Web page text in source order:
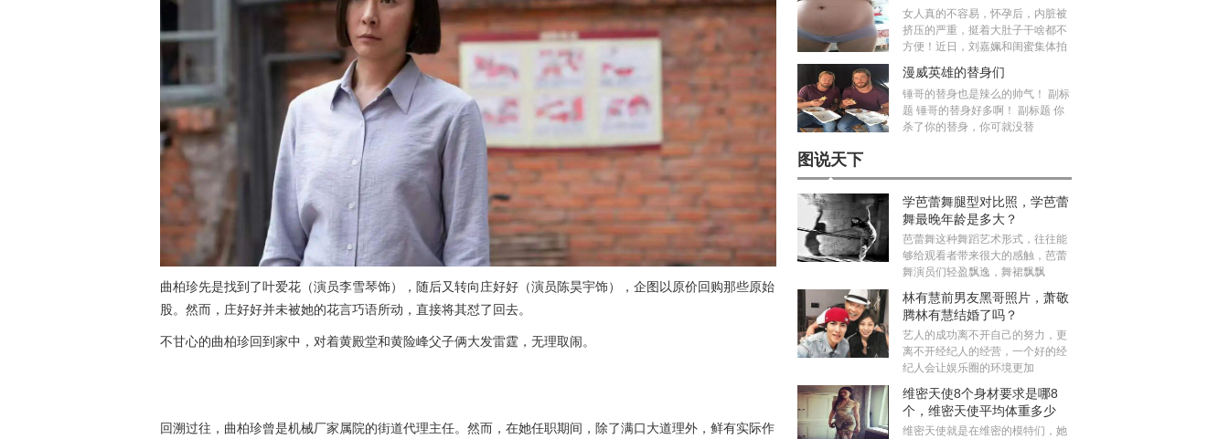
曲柏珍先是找到了叶爱花（演员李雪琴饰），随后又转向庄好好（演员陈昊宇饰），企图以原价回购那些原始
股。然而，庄好好并未被她的花言巧语所动，直接将其怼了回去。
不甘心的曲柏珍回到家中，对着黄殿堂和黄险峰父子俩大发雷霆，无理取闹。
回溯过往，曲柏珍曾是机械厂家属院的街道代理主任。然而，在她任职期间，除了满口大道理外，鲜有实际作
女人真的不容易，怀孕后，内脏被
挤压的严重，挺着大肚子干啥都不
方便！近日，刘嘉姵和闺蜜集体拍
漫威英雄的替身们
锤哥的替身也是辣么的帅气！ 副标
题 锤哥的替身好多啊！ 副标题 你
杀了你的替身，你可就没替
图说天下
学芭蕾舞腿型对比照，学芭蕾
舞最晚年龄是多大？
芭蕾舞这种舞蹈艺术形式，往往能
够给观看者带来很大的感触，芭蕾
舞演员们轻盈飘逸，舞裙飘飘
林有慧前男友黑哥照片，萧敬
腾林有慧结婚了吗？
艺人的成功离不开自己的努力，更
离不开经纪人的经营，一个好的经
纪人会让娱乐圈的环境更加
维密天使8个身材要求是哪8
个，维密天使平均体重多少
斤？
维密天使就是在维密的模特们，她